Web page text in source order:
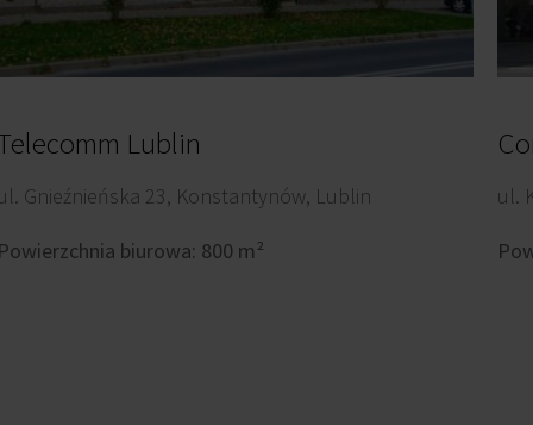
Lublin
Gnieźnieńska 23, Konstantynów, Lublin
Powierzchnia biurowa: 800 m²
ul.